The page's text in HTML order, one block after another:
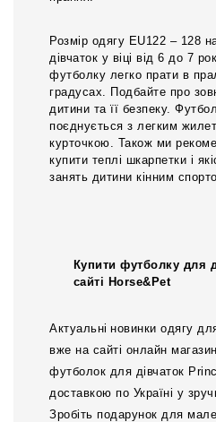
Розмір одягу EU122 – 128
дівчаток у віці від 6 до 7
футболку легко прати в
градусах. Подбайте про
дитини та її безпеку.
поєднується з легким
курточкою. Також ми
купити теплі шкарпетки і
занять дитини кінним
Купити футболку для
сайті Horse&Pet
Актуальні новинки одягу
вже на сайті онлайн
футболок для дівчаток
доставкою по Україні у
Зробіть подарунок для